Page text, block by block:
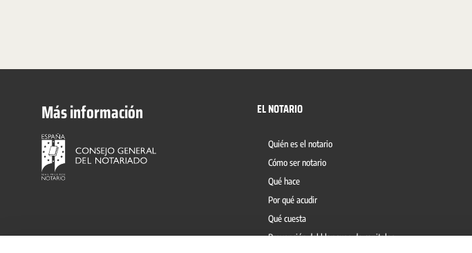
Más información EL NOTARIO
Quién es el notario
Cómo ser notario
Qué hace
Por qué acudir
Qué cuesta
Prevención del blanqueo de capitales